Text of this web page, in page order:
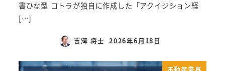
書ひな型 コトラが独自に作成した「アクイジション経
[…]
吉澤 将士 2026年6月18日